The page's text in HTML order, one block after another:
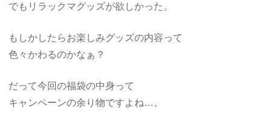
でもリラックマグッズが欲しかった。
もしかしたらお楽しみグッズの内容って
色々かわるのかなぁ？
だって今回の福袋の中身って
キャンペーンの余り物ですよね…。